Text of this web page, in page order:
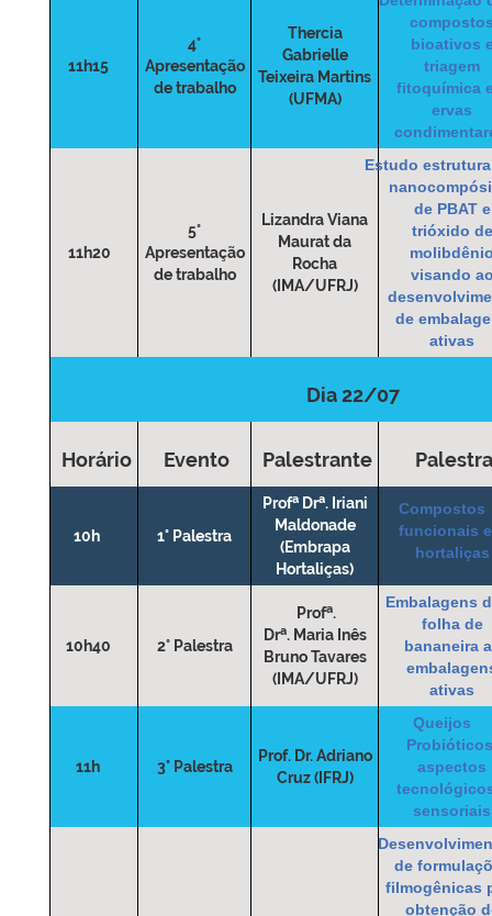
11h15
4°
Apresentação
de trabalho
Thercia
Gabrielle
Teixeira Martins
(UFMA)
bioativos
triagem
fitoquímica
ervas
11h20
5°
Apresentação
de trabalho
Lizandra Viana
Maurat da
Rocha
(IMA/UFRJ)
Estudo
de PBAT e
trióxido de
visando
de
ativas
Dia 22/07
Horário Evento Palestrante Palestra
10h 1° Palestra
Profa Dra. Iriani
Maldonade
(Embrapa
Hortaliças)
Compostos
funcionais
hortaliças
10h40 2° Palestra
Profa.
Dra. Maria Inês
Bruno Tavares
(IMA/UFRJ)
Embalagens
folha de
bananeira
ativas
11h 3° Palestra
Prof. Dr. Adriano
Cruz (IFRJ)
Queijos
aspectos
sensoriais
de
filmogênicas
obtenção